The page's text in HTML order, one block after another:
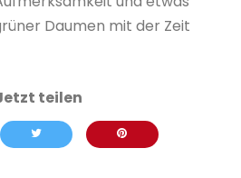
Daumen mit der Zeit